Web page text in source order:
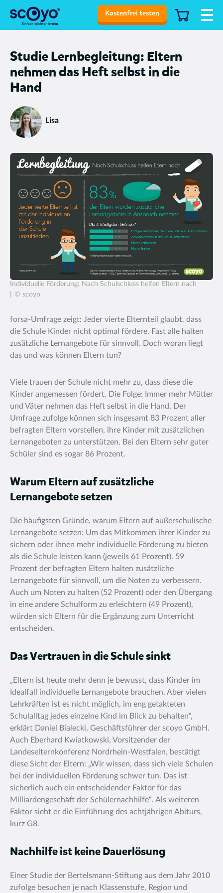
Kostenfrei testen
Studie Lernbegleitung: Eltern
nehmen das Heft selbst in die
Hand
Lisa
Individuelle Förderung: Nach Schulschluss helfen Eltern nach
© scoyo
forsa-Umfrage zeigt: Jeder vierte Elternteil glaubt, dass
die Schule Kinder nicht optimal fördere. Fast alle halten
zusätzliche Lernangebote für sinnvoll. Doch woran liegt
das und was können Eltern tun?
Viele trauen der Schule nicht mehr zu, dass diese die
Kinder angemessen fördert. Die Folge: Immer mehr Mütter
und Väter nehmen das Heft selbst in die Hand. Der
Umfrage zufolge können sich insgesamt 83 Prozent aller
befragten Eltern vorstellen, ihre Kinder mit zusätzlichen
Lernangeboten zu unterstützen. Bei den Eltern sehr guter
Schüler sind es sogar 86 Prozent.
Warum Eltern auf zusätzliche
Lernangebote setzen
Die häufigsten Gründe, warum Eltern auf außerschulische
Lernangebote setzen: Um das Mitkommen ihrer Kinder zu
sichern oder ihnen mehr individuelle Förderung zu bieten
als die Schule leisten kann (jeweils 61 Prozent). 59
Prozent der befragten Eltern halten zusätzliche
Lernangebote für sinnvoll, um die Noten zu verbessern.
Auch um Noten zu halten (52 Prozent) oder den Übergang
in eine andere Schulform zu erleichtern (49 Prozent),
würden sich Eltern für die Ergänzung zum Unterricht
entscheiden.
Das Vertrauen in die Schule sinkt
„Eltern ist heute mehr denn je bewusst, dass Kinder im
Idealfall individuelle Lernangebote brauchen. Aber vielen
Lehrkräften ist es nicht möglich, im eng getakteten
Schulalltag jedes einzelne Kind im Blick zu behalten“,
erklärt Daniel Bialecki, Geschäftsführer der scoyo GmbH.
Auch Eberhard Kwiatkowski, Vorsitzender der
Landeselternkonferenz Nordrhein-Westfalen, bestätigt
diese Sicht der Eltern: „Wir wissen, dass sich viele Schulen
bei der individuellen Förderung schwer tun. Das ist
sicherlich auch ein entscheidender Faktor für das
Milliardengeschäft der Schülernachhilfe“. Als weiteren
Faktor sieht er die Einführung des achtjährigen Abiturs,
kurz G8.
Nachhilfe ist keine Dauerlösung
Einer Studie der Bertelsmann-Stiftung aus dem Jahr 2010
zufolge besuchen je nach Klassenstufe, Region und